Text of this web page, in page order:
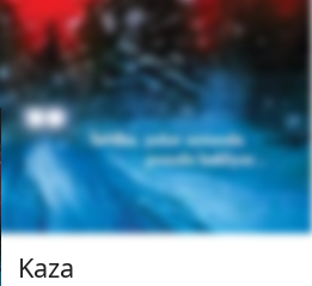
Kaza